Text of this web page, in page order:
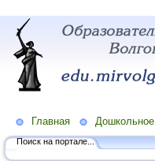
Главная Дошкольное
Поиск на портале...